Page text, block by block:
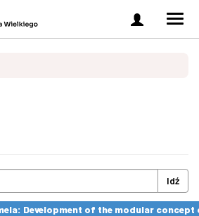
Zaloguj
się
Idź
Development of the modular concept